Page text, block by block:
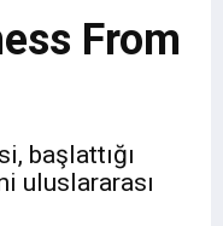
From
başlattığı
uluslararası